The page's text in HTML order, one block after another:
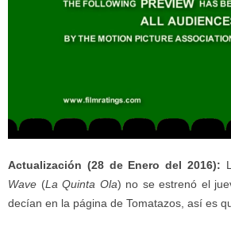
Actualización (28 de Enero del 2016):
Wave (La Quinta Ola) no se estrenó el
decían en la página de Tomatazos, así es